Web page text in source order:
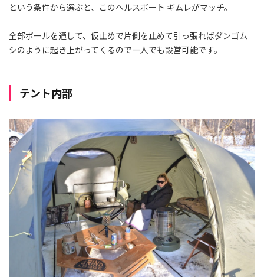
という条件から選ぶと、このヘルスポート ギムレがマッチ。
全部ポールを通して、仮止めで片側を止めて引っ張ればダンゴム
シのように起き上がってくるので一人でも設営可能です。
テント内部